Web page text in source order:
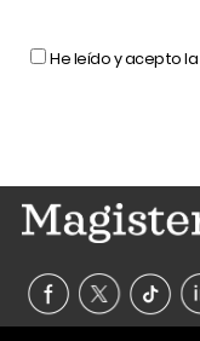
He leído y acepto la